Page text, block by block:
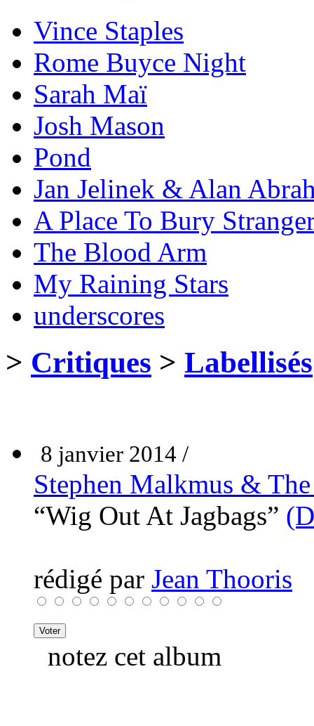
Vince Staples
Rome Buyce Night
Sarah Maï
Josh Mason
Pond
Jan Jelinek & Alan
A Place To Bury
The Blood Arm
My Raining Stars
underscores
> Critiques > Labellisés
8 janvier 2014 /
Stephen Malkmus &
“Wig Out At Jagbags”
rédigé par Jean Thooris
notez cet album